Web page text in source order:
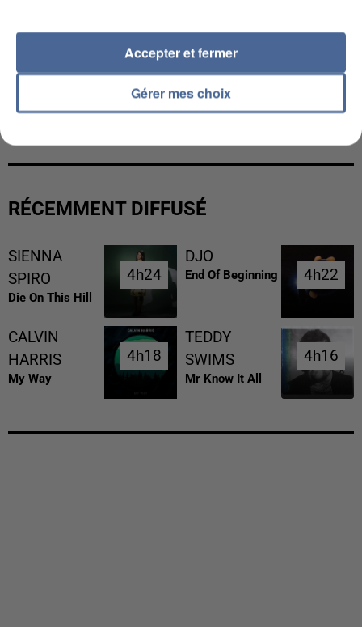
UNE TOURISTE DE L’OISE EMPORTÉE PAR UNE
RÉCEMMENT DIFFUSÉ
SIENNA
SPIRO
Die On This Hill
4h24
4h24
DJO
End Of Beginning 4h22
4h22
CALVIN
HARRIS
My Way
4h18
4h18
TEDDY
SWIMS
Mr Know It All
4h16
4h16
Gérer mes choix
Accepter et fermer